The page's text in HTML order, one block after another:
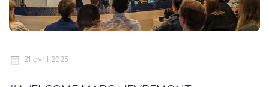
21 avril 2023